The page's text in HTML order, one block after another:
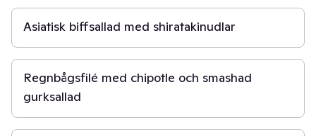
Asiatisk biffsallad med shiratakinudlar
40 min
Regnbågsfilé med chipotle och smashad
gurksallad
15 min